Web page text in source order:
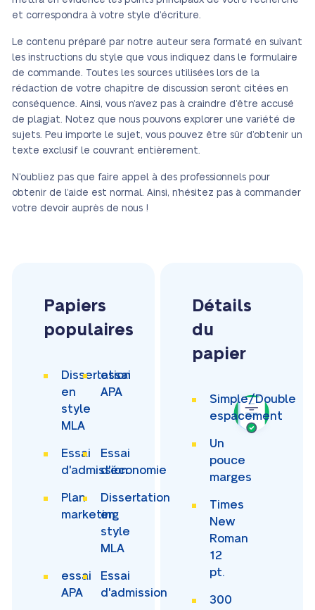
et correspondra à votre style d’écriture.
Le contenu préparé par notre auteur sera formaté en suivant
les instructions du style que vous indiquez dans le formulaire
de commande. Toutes les sources utilisées lors de la
rédaction de votre chapitre de discussion seront citées en
conséquence. Ainsi, vous n’avez pas à craindre d’être accusé
de plagiat. Notez que nous pouvons explorer une variété de
sujets. Peu importe le sujet, vous pouvez être sûr d’obtenir un
texte exclusif le couvrant entièrement.
N’oubliez pas que faire appel à des professionnels pour
obtenir de l’aide est normal. Ainsi, n’hésitez pas à commander
votre devoir auprès de nous !
Papiers
populaires
Dissertation
en
style
MLA
essai
APA
Essai
d'admission
Essai
d'économie
Plan
marketing
Dissertation
en
style
MLA
essai
APA
Essai
d'admission
Détails
du
papier
Simple/Double
espacement
Un
pouce
marges
Times
New
Roman
12
pt.
300